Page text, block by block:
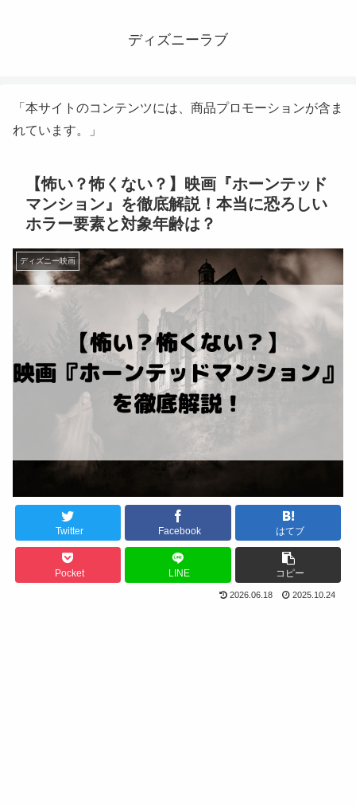
ディズニーラブ
「本サイトのコンテンツには、商品プロモーションが含ま
れています。」
【怖い？怖くない？】映画『ホーンテッド
マンション』を徹底解説！本当に恐ろしい
ホラー要素と対象年齢は？
ディズニー映画
Twitter Facebook はてブ
Pocket LINE コピー
2026.06.18 2025.10.24